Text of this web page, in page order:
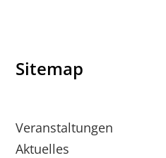
Sitemap
Veranstaltungen
Aktuelles